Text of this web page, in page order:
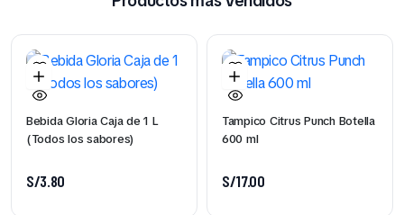
Bebida Gloria Caja de 1 L
(Todos los sabores)
S/3.80
Tampico Citrus Punch Botella
600 ml
S/17.00